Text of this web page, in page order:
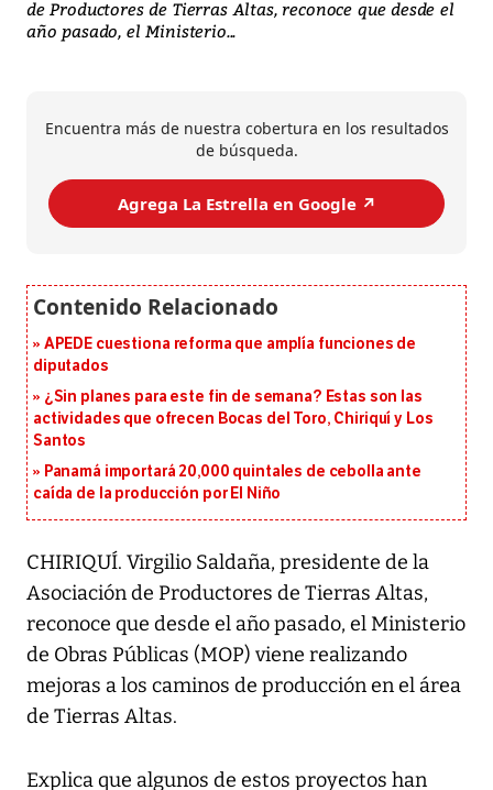
de Productores de Tierras Altas, reconoce que desde el
año pasado, el Ministerio...
Encuentra más de nuestra cobertura en los resultados
de búsqueda.
Agrega La Estrella en Google ↗️
APEDE cuestiona reforma que amplía funciones de
diputados
¿Sin planes para este fin de semana? Estas son las
actividades que ofrecen Bocas del Toro, Chiriquí y Los
Santos
Panamá importará 20,000 quintales de cebolla ante
caída de la producción por El Niño
CHIRIQUÍ. Virgilio Saldaña, presidente de la
Asociación de Productores de Tierras Altas,
reconoce que desde el año pasado, el Ministerio
de Obras Públicas (MOP) viene realizando
mejoras a los caminos de producción en el área
de Tierras Altas.
Explica que algunos de estos proyectos han